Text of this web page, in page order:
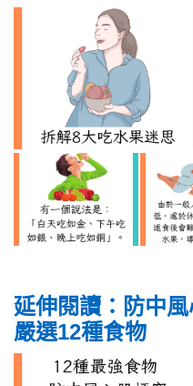
延伸閱讀：防中
嚴選12種食物